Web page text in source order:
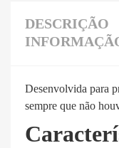
DESCRIÇÃO
Desenvolvida para
sempre que não